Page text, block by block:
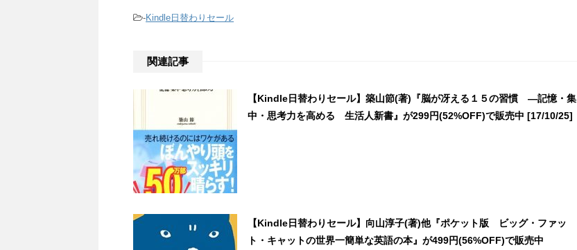
-Kindle日替わりセール
関連記事
【Kindle日替わりセール】築山節(著)『脳が冴える１５の習慣 ―記憶・集
中・思考力を高める 生活人新書』が299円(52%OFF)で販売中 [17/10/25]
【Kindle日替わりセール】向山淳子(著)他『ポケット版 ビッグ・ファッ
ト・キャットの世界一簡単な英語の本』が499円(56%OFF)で販売中